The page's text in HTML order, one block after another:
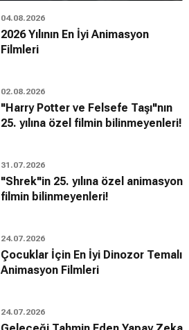
04.08.2026
2026 Yılının En İyi Animasyon
Filmleri
02.08.2026
"Harry Potter ve Felsefe Taşı"nın
25. yılına özel filmin bilinmeyenleri!
31.07.2026
"Shrek"in 25. yılına özel animasyon
filmin bilinmeyenleri!
24.07.2026
Çocuklar İçin En İyi Dinozor Temalı
Animasyon Filmleri
24.07.2026